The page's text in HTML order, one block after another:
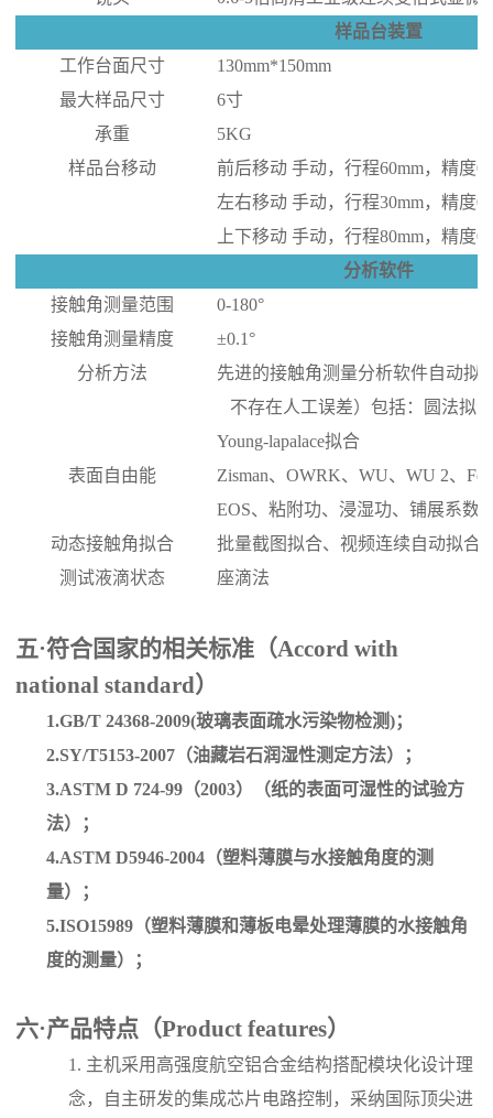
样品台装置
工作台面尺寸
130mm*150mm
最大样品尺寸
6寸
承重
5KG
样品台移动
前后移动 手动，行程60mm，精度
左右移动 手动，行程30mm，精度
上下移动 手动，行程80mm，精度
分析软件
接触角测量范围
0-180°
接触角测量精度
±0.1°
分析方法
先进的接触角测量分析软件自动拟
不存在人工误差）包括：圆法拟
Young-lapalace拟合
表面自由能
Zisman、OWRK、WU、WU 2、
EOS、粘附功、浸湿功、铺展系数
动态接触角拟合
批量截图拟合、视频连续自动拟合
测试液滴状态
座滴法
五·符合国家的相关标准（Accord with
national standard）
1.GB/T 24368-2009(玻璃表面疏水污染物检测)；
2.SY/T5153-2007（油藏岩石润湿性测定方法）
；
3.ASTM D 724-99（2003）（纸的表面可湿性的试验方
法）
；
4.ASTM D5946-2004（塑料薄膜与水接触角度的测
量）
；
5.ISO15989（塑料薄膜和薄板电晕处理薄膜的水接触角
度的测量）
；
六·产品特点（Product features）
1. 主机采用高强度航空铝合金结构搭配模块化设计理
念，自主研发的集成芯片电路控制，采纳国际顶尖进